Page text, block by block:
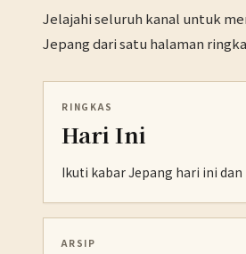
Jelajahi seluruh kanal untuk
Jepang dari satu halaman
RINGKAS
Hari Ini
Ikuti kabar Jepang hari ini
ARSIP